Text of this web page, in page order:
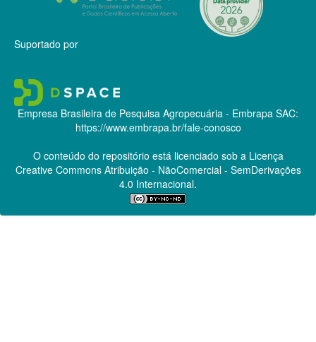
Suportado por
Empresa Brasileira de Pesquisa Agropecuária - Embrapa SAC:
https://www.embrapa.br/fale-conosco
O conteúdo do repositório está licenciado sob a Licença
Creative CommonsAtribuição - NãoComercial - SemDerivações
4.0 Internacional.